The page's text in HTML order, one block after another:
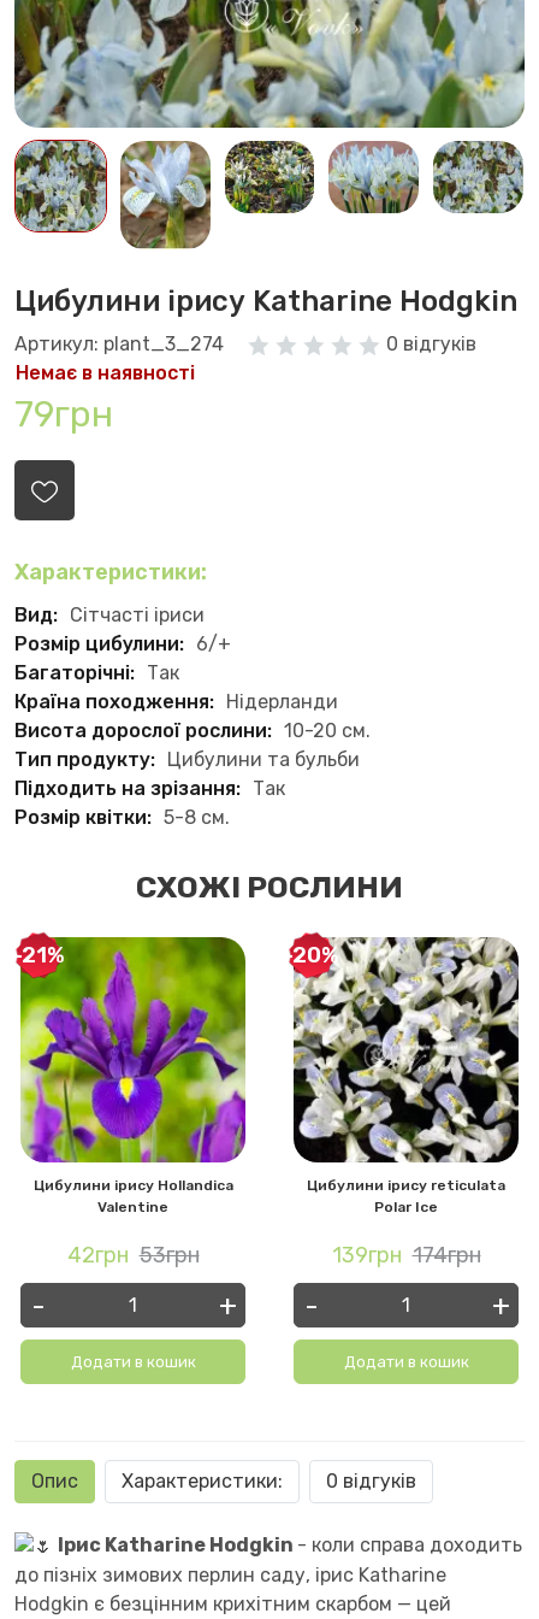
Цибулини ірису Katharine Hodgkin
Артикул: plant_3_274
0 відгуків
Немає в наявності
79грн
Характеристики:
Вид: Сітчасті іриси
Розмір цибулини: 6/+
Багаторічні: Так
Країна походження:
Нідерланди
Висота дорослої рослини: 10-20 см.
Тип продукту:
Цибулини та бульби
Підходить на зрізання: Так
Розмір квітки: 5-8 см.
СХОЖІ РОСЛИНИ
-21%
Цибулини ірису Hollandica
Valentine
42грн 53грн
- +
Додати в кошик
-20%
Цибулини ірису reticulata
Polar Ice
139грн 174грн
- +
Додати в кошик
Опис Характеристики: 0 відгуків
Ірис Katharine Hodgkin - коли справа доходить
до пізніх зимових перлин саду, ірис Katharine
Hodgkin є безцінним крихітним скарбом — цей